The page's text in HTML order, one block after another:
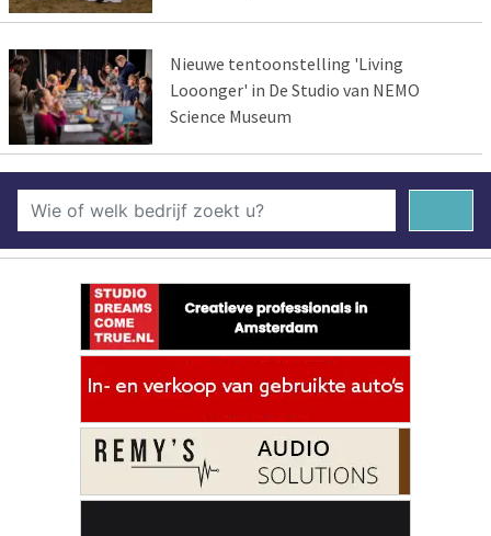
Nieuwe tentoonstelling 'Living
Looonger' in De Studio van NEMO
Science Museum